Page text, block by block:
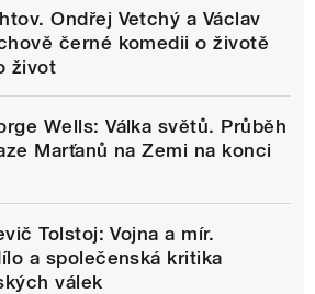
Ondřej Vetchý a Václav
černé komedii o životě
život
Wells: Válka světů. Průběh
Marťanů na Zemi na konci
Tolstoj: Vojna a mír.
a společenská kritika
válek